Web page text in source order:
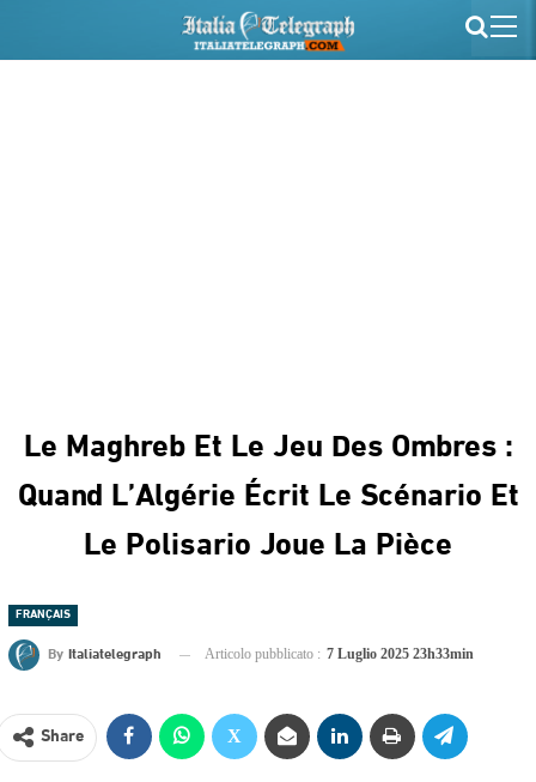
Le Maghreb Et Le Jeu Des Ombres :
Quand L’Algérie Écrit Le Scénario Et
Le Polisario Joue La Pièce
FRANÇAIS
By Italiatelegraph Articolo pubblicato : 7 Luglio 2025 23h33min
Share